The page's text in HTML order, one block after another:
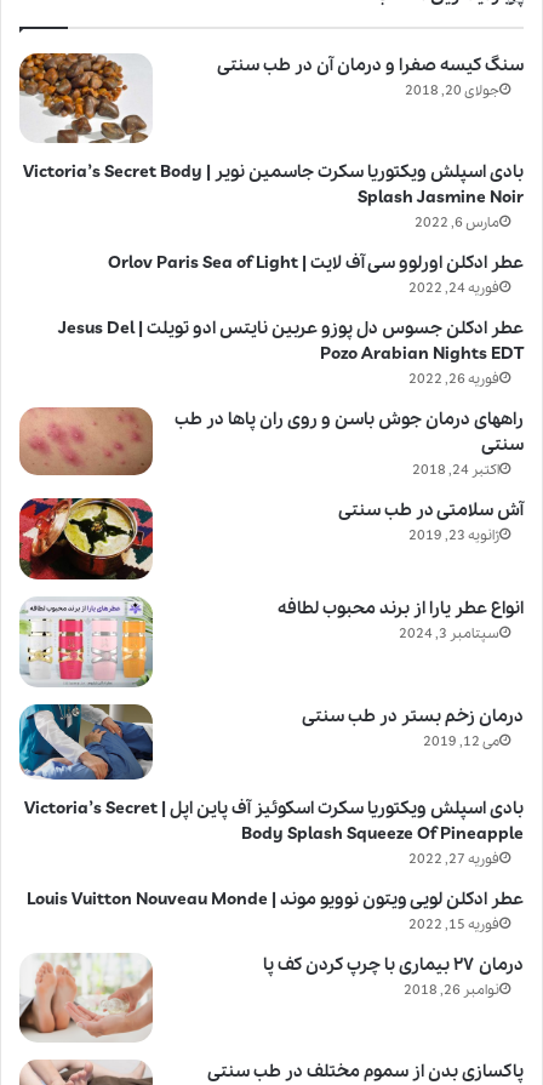
سنگ کیسه صفرا و درمان آن در طب سنتی
جولای 20, 2018
بادی اسپلش ویکتوریا سکرت جاسمین نویر | Victoria’s Secret Body
Splash Jasmine Noir
مارس 6, 2022
عطر ادکلن اورلوو سی آف لایت | Orlov Paris Sea of Light
فوریه 24, 2022
عطر ادکلن جسوس دل پوزو عربین نایتس ادو تویلت | Jesus Del
Pozo Arabian Nights EDT
فوریه 26, 2022
راههای درمان جوش باسن و روی ران پاها در طب
سنتی
اکتبر 24, 2018
آش سلامتی در طب سنتی
ژانویه 23, 2019
انواع عطر یارا از برند محبوب لطافه
سپتامبر 3, 2024
درمان زخم بستر در طب سنتی
می 12, 2019
بادی اسپلش ویکتوریا سکرت اسکوئیز آف پاین اپل | Victoria’s Secret
Body Splash Squeeze Of Pineapple
فوریه 27, 2022
عطر ادکلن لویی ویتون نوویو موند | Louis Vuitton Nouveau Monde
فوریه 15, 2022
درمان ۲۷ بیماری با چرپ کردن کف پا
نوامبر 26, 2018
پاکسازی بدن از سموم مختلف در طب سنتی